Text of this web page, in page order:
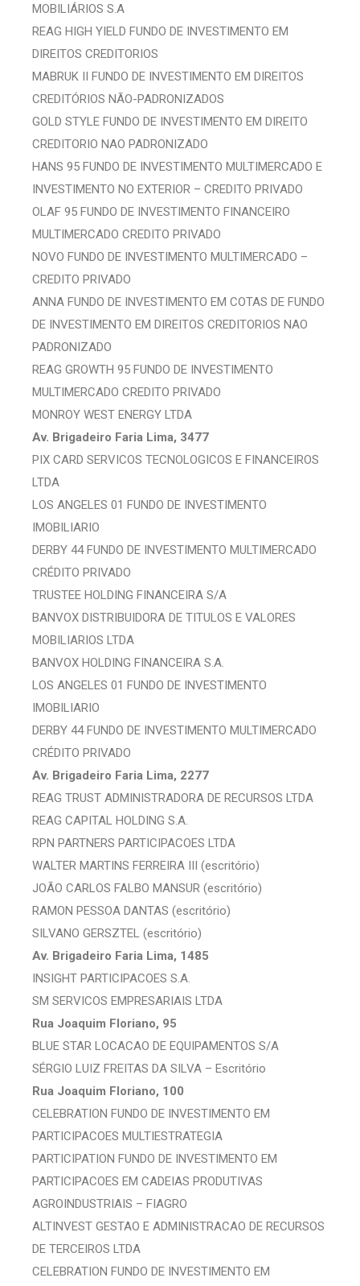
MOBILIÁRIOS S.A
REAG HIGH YIELD FUNDO DE INVESTIMENTO EM
DIREITOS CREDITORIOS
MABRUK II FUNDO DE INVESTIMENTO EM DIREITOS
CREDITÓRIOS NÃO-PADRONIZADOS
GOLD STYLE FUNDO DE INVESTIMENTO EM DIREITO
CREDITORIO NAO PADRONIZADO
HANS 95 FUNDO DE INVESTIMENTO MULTIMERCADO E
INVESTIMENTO NO EXTERIOR – CREDITO PRIVADO
OLAF 95 FUNDO DE INVESTIMENTO FINANCEIRO
MULTIMERCADO CREDITO PRIVADO
NOVO FUNDO DE INVESTIMENTO MULTIMERCADO –
CREDITO PRIVADO
ANNA FUNDO DE INVESTIMENTO EM COTAS DE FUNDO
DE INVESTIMENTO EM DIREITOS CREDITORIOS NAO
PADRONIZADO
REAG GROWTH 95 FUNDO DE INVESTIMENTO
MULTIMERCADO CREDITO PRIVADO
MONROY WEST ENERGY LTDA
Av. Brigadeiro Faria Lima, 3477
PIX CARD SERVICOS TECNOLOGICOS E FINANCEIROS
LTDA
LOS ANGELES 01 FUNDO DE INVESTIMENTO
IMOBILIARIO
DERBY 44 FUNDO DE INVESTIMENTO MULTIMERCADO
CRÉDITO PRIVADO
TRUSTEE HOLDING FINANCEIRA S/A
BANVOX DISTRIBUIDORA DE TITULOS E VALORES
MOBILIARIOS LTDA
BANVOX HOLDING FINANCEIRA S.A.
LOS ANGELES 01 FUNDO DE INVESTIMENTO
IMOBILIARIO
DERBY 44 FUNDO DE INVESTIMENTO MULTIMERCADO
CRÉDITO PRIVADO
Av. Brigadeiro Faria Lima, 2277
REAG TRUST ADMINISTRADORA DE RECURSOS LTDA
REAG CAPITAL HOLDING S.A.
RPN PARTNERS PARTICIPACOES LTDA
WALTER MARTINS FERREIRA III (escritório)
JOÃO CARLOS FALBO MANSUR (escritório)
RAMON PESSOA DANTAS (escritório)
SILVANO GERSZTEL (escritório)
Av. Brigadeiro Faria Lima, 1485
INSIGHT PARTICIPACOES S.A.
SM SERVICOS EMPRESARIAIS LTDA
Rua Joaquim Floriano, 95
BLUE STAR LOCACAO DE EQUIPAMENTOS S/A
SÉRGIO LUIZ FREITAS DA SILVA – Escritório
Rua Joaquim Floriano, 100
CELEBRATION FUNDO DE INVESTIMENTO EM
PARTICIPACOES MULTIESTRATEGIA
PARTICIPATION FUNDO DE INVESTIMENTO EM
PARTICIPACOES EM CADEIAS PRODUTIVAS
AGROINDUSTRIAIS – FIAGRO
ALTINVEST GESTAO E ADMINISTRACAO DE RECURSOS
DE TERCEIROS LTDA
CELEBRATION FUNDO DE INVESTIMENTO EM